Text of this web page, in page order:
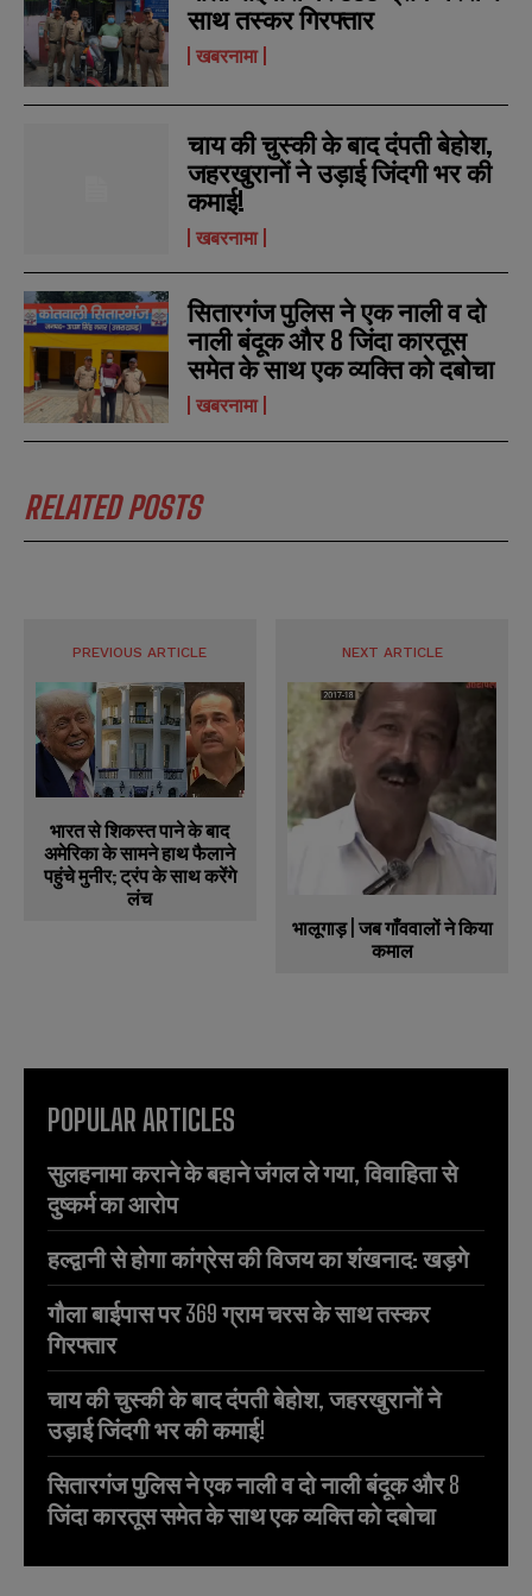
i
l
*
N
u
m
b
e
r
s
SUBMIT
i
l
*
N
u
m
b
e
r
s
SUBMIT
साथ तस्कर गिरफ्तार
खबरनामा
चाय की चुस्की के बाद दंपती बेहोश,
जहरखुरानों ने उड़ाई जिंदगी भर की
कमाई!
खबरनामा
सितारगंज पुलिस ने एक नाली व दो
नाली बंदूक और 8 जिंदा कारतूस
समेत के साथ एक व्यक्ति को दबोचा
खबरनामा
RELATED POSTS
PREVIOUS ARTICLE
भारत से शिकस्त पाने के बाद
अमेरिका के सामने हाथ फैलाने
पहुंचे मुनीर; ट्रंप के साथ करेंगे
लंच
NEXT ARTICLE
भालूगाड़ | जब गाँववालों ने किया
कमाल
POPULAR ARTICLES
सुलहनामा कराने के बहाने जंगल ले गया, विवाहिता से
दुष्कर्म का आरोप
हल्द्वानी से होगा कांग्रेस की विजय का शंखनाद: खड़गे
गौला बाईपास पर 369 ग्राम चरस के साथ तस्कर
गिरफ्तार
चाय की चुस्की के बाद दंपती बेहोश, जहरखुरानों ने
उड़ाई जिंदगी भर की कमाई!
सितारगंज पुलिस ने एक नाली व दो नाली बंदूक और 8
जिंदा कारतूस समेत के साथ एक व्यक्ति को दबोचा